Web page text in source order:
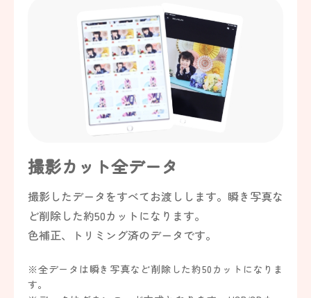
撮影カット全データ
撮影したデータをすべてお渡しします。瞬き写真な
ど削除した約50カットになります。
色補正、トリミング済のデータです。
※全データは瞬き写真など削除した約50カットになりま
す。